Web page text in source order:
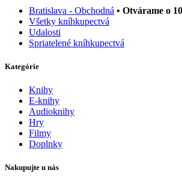
Bratislava - Obchodná • Otvárame o
Všetky kníhkupectvá
Udalosti
Spriatelené kníhkupectvá
Kategórie
Knihy
E-knihy
Audioknihy
Hry
Filmy
Doplnky
Nakupujte u nás